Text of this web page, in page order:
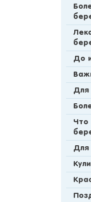
До
Для
Что
Для